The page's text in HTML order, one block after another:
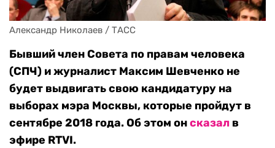
Александр Николаев / ТАСС
Бывший член Совета по правам человека
(СПЧ) и журналист Максим Шевченко не
будет выдвигать свою кандидатуру на
выборах мэра Москвы, которые пройдут в
сентябре 2018 года. Об этом онсказал в
эфире RTVI.